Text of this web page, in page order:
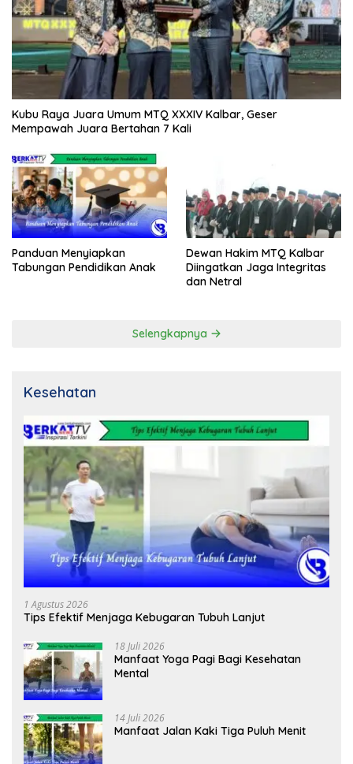
Kubu Raya Juara Umum MTQ XXXIV Kalbar, Geser
Mempawah Juara Bertahan 7 Kali
Panduan Menyiapkan
Tabungan Pendidikan Anak
Dewan Hakim MTQ Kalbar
Diingatkan Jaga Integritas
dan Netral
Selengkapnya
Kesehatan
1 Agustus 2026
Tips Efektif Menjaga Kebugaran Tubuh Lanjut
18 Juli 2026
Manfaat Yoga Pagi Bagi Kesehatan
Mental
14 Juli 2026
Manfaat Jalan Kaki Tiga Puluh Menit